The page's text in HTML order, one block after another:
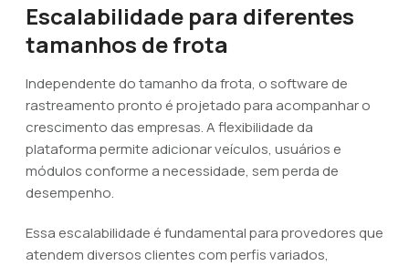
Escalabilidade para diferentes
tamanhos de frota
Independente do tamanho da frota, o software de
rastreamento pronto é projetado para acompanhar o
crescimento das empresas. A flexibilidade da
plataforma permite adicionar veículos, usuários e
módulos conforme a necessidade, sem perda de
desempenho.
Essa escalabilidade é fundamental para provedores que
atendem diversos clientes com perfis variados,